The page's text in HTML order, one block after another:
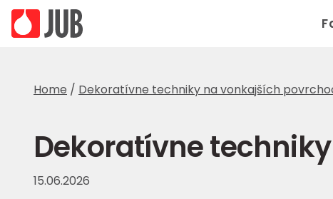
Home / Dekoratívne techniky na vonkajších
Dekoratívne
15.06.2026